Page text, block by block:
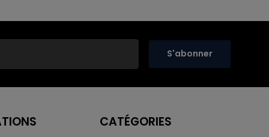
S'abonner
CATÉGORIES